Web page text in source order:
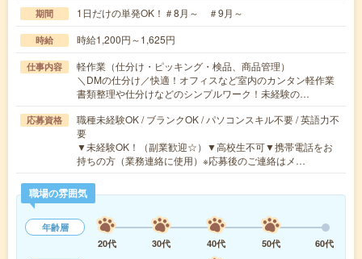
期間 1日だけの単発OK！＃8月～ ＃9月～
時給 時給1,200円～1,625円
仕事内容
軽作業（仕分け・ピッキング・検品、商品管理）
＼DMの仕分け／快適！オフィスなど室内のカンタン軽作業
書類整理や仕分けなどのシンプルワーク！未経験の…
応募資格
職種未経験OK / ブランクOK / パソコンスキル不要 / 英語力不
要
▼未経験OK！（副業歓迎☆）▼高校生不可▼携帯電話をお
持ちの方（業務連絡に使用）※応募後のご連絡はメ…
職場の雰囲気
年齢層
20代
30代 40代 50代
60代